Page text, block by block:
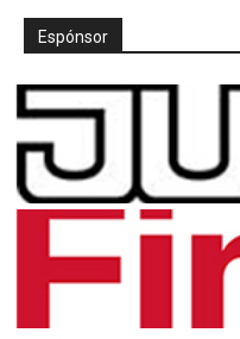
Espónsor